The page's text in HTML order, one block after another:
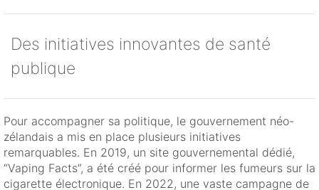
Des initiatives innovantes de santé
publique
Pour accompagner sa politique, le gouvernement néo-
zélandais a mis en place plusieurs initiatives
remarquables. En 2019, un site gouvernemental dédié,
“Vaping Facts”, a été créé pour informer les fumeurs sur la
cigarette électronique. En 2022, une vaste campagne de